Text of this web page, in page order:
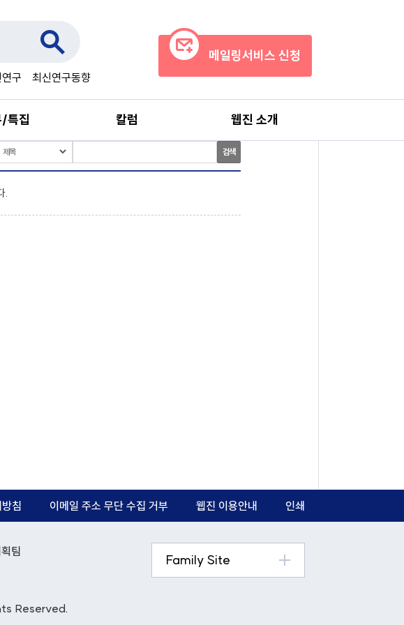
구 최신연구동향
메일링서비스 신청
특집 칼럼 웹진 소개
검색
.
침 이메일 주소 무단 수집 거부 웹진 이용안내 인쇄
팀
Reserved.
Family Site